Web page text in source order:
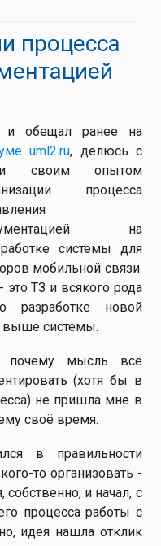
процесса
и обещал ранее на
uml2.ru, делюсь с
своим опытом
процесса
на
системы для
мобильной связи.
это ТЗ и всякого рода
разработке новой
выше системы.
мысль всё
(хотя бы в
не пришла мне в
своё время.
в правильности
то организовать -
собственно, и начал, с
процесса работы с
идея нашла отклик